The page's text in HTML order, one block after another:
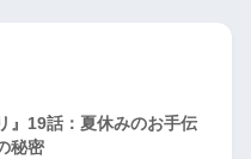
』19話：夏休みのお手伝
秘密